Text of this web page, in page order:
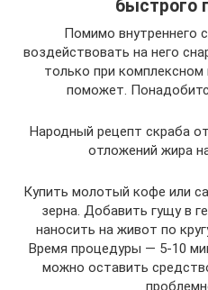
быстрого
Помимо внутреннего
воздействовать на него
только при
поможет.
Народный рецепт скраба
отложений жира
Купить молотый кофе или
зерна. Добавить гущу в
наносить на живот по
Время процедуры — 5-10
можно оставить